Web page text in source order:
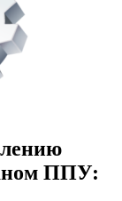
ППУ: